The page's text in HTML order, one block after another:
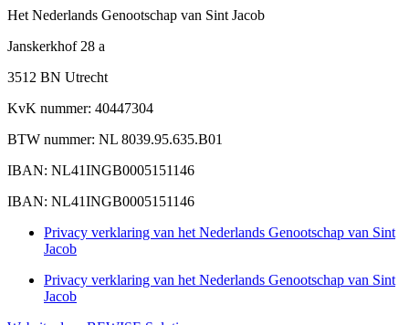
Het Nederlands Genootschap van Sint Jacob
Janskerkhof 28 a
3512 BN Utrecht
KvK nummer: 40447304
BTW nummer: NL 8039.95.635.B01
IBAN: NL41INGB0005151146
IBAN: NL41INGB0005151146
Privacy verklaring van het Nederlands Genootschap van Sint
Jacob
Privacy verklaring van het Nederlands Genootschap van Sint
Jacob